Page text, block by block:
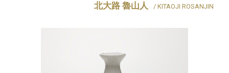
北大路 魯山人 / KITAOJI ROSANJIN